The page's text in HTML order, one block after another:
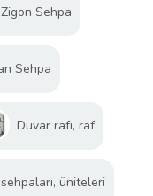
Zigon Sehpa
Sehpa
Duvar rafı, raf
üniteleri